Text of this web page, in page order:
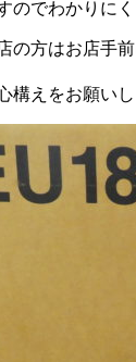
のでわかりにく
の方はお店手
構えをお願い